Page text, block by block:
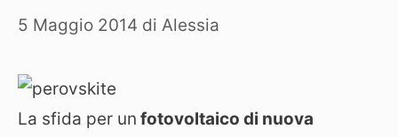
5 Maggio 2014 di Alessia
La sfida per un fotovoltaico di nuova